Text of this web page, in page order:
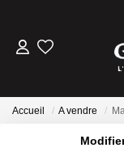
Accueil A vendre